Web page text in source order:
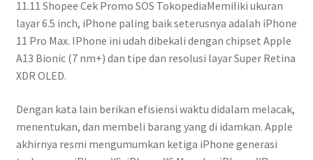
11.11 Shopee Cek Promo SOS TokopediaMemiliki ukuran
layar 6.5 inch, iPhone paling baik seterusnya adalah iPhone
11 Pro Max. IPhone ini udah dibekali dengan chipset Apple
A13 Bionic (7 nm+) dan tipe dan resolusi layar Super Retina
XDR OLED.
Dengan kata lain berikan efisiensi waktu didalam melacak,
menentukan, dan membeli barang yang di idamkan. Apple
akhirnya resmi mengumumkan ketiga iPhone generasi